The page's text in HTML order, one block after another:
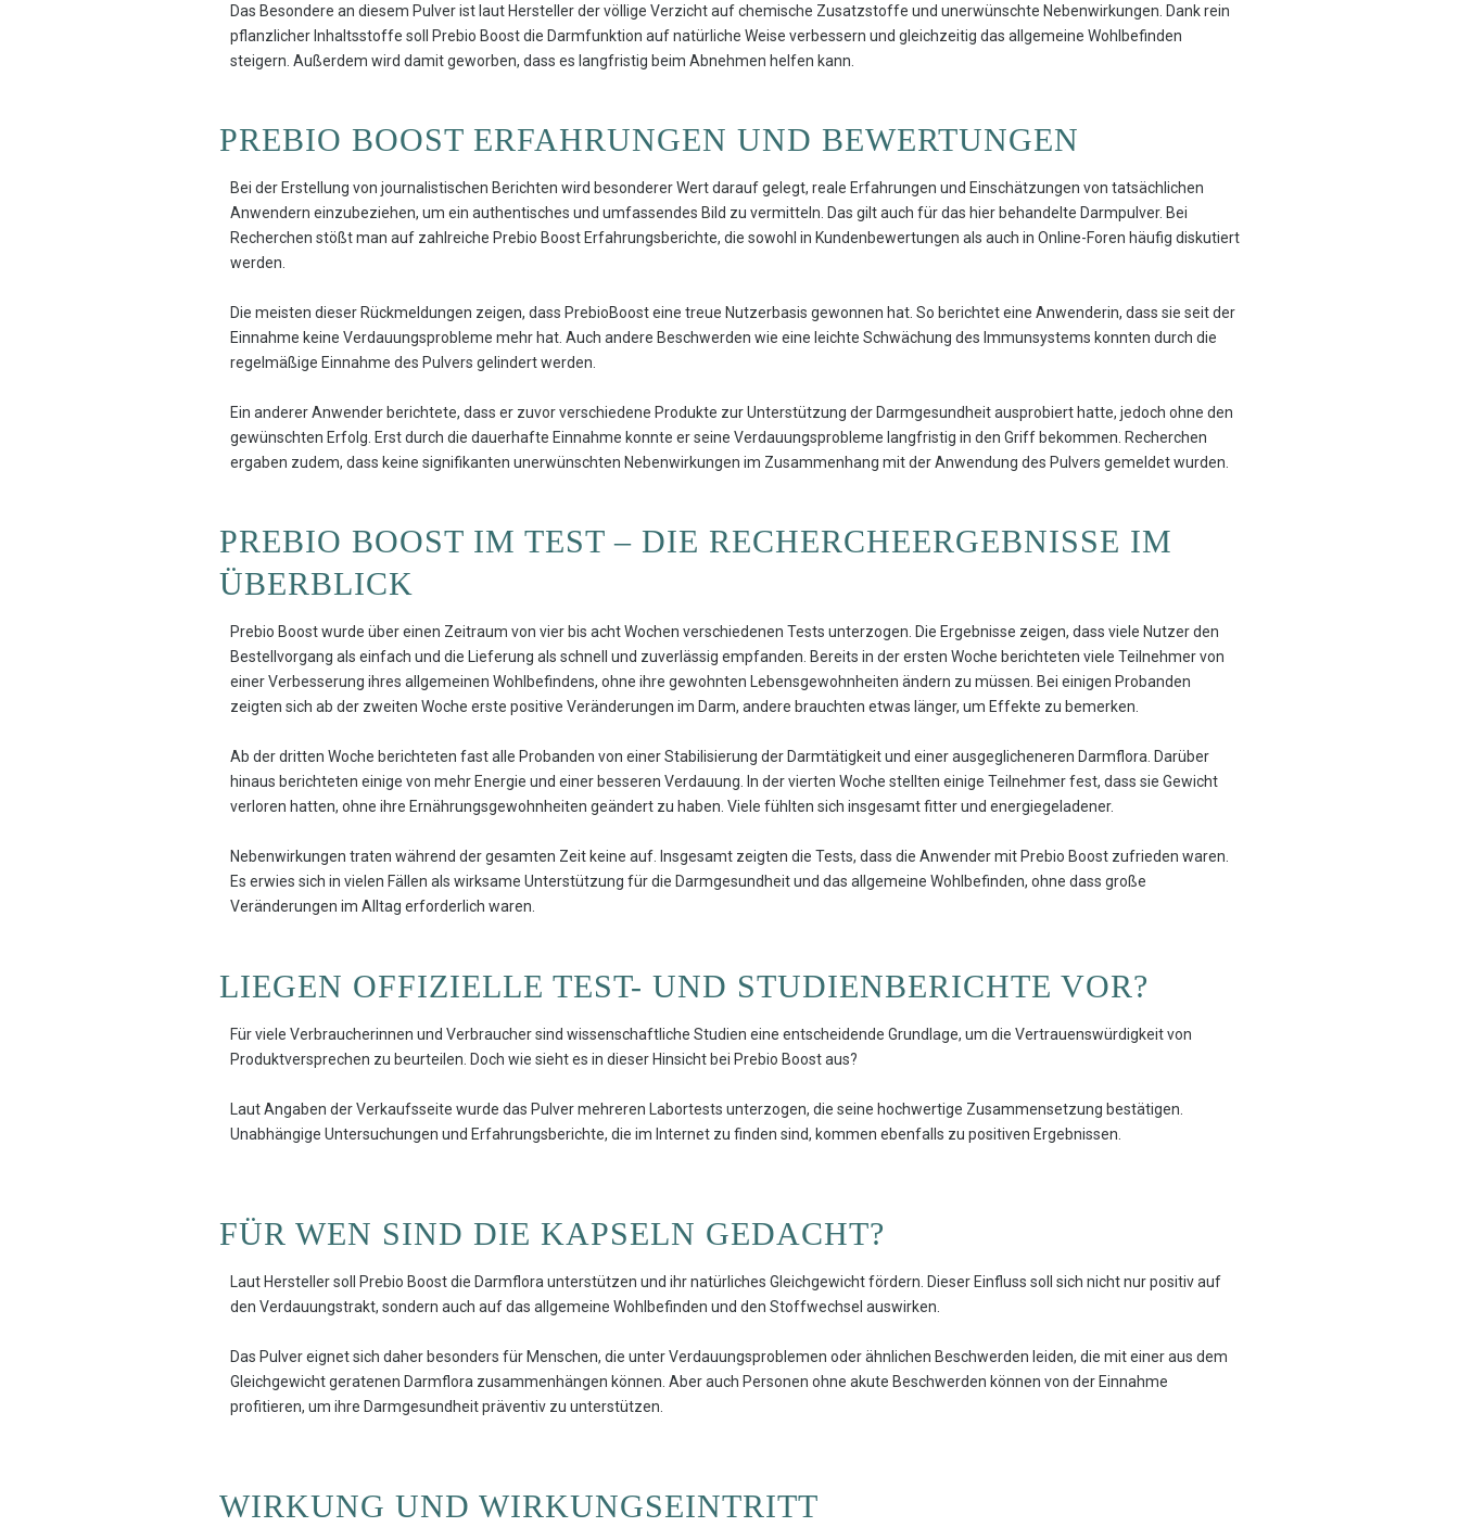
Das Besondere an diesem Pulver ist laut Hersteller der völlige Verzicht auf chemische Zusatzstoffe und unerwünschte Nebenwirkungen. Dank rein
pflanzlicher Inhaltsstoffe soll Prebio Boost die Darmfunktion auf natürliche Weise verbessern und gleichzeitig das allgemeine Wohlbefinden
steigern. Außerdem wird damit geworben, dass es langfristig beim Abnehmen helfen kann.
PREBIO BOOST ERFAHRUNGEN UND BEWERTUNGEN
Bei der Erstellung von journalistischen Berichten wird besonderer Wert darauf gelegt, reale Erfahrungen und Einschätzungen von tatsächlichen
Anwendern einzubeziehen, um ein authentisches und umfassendes Bild zu vermitteln. Das gilt auch für das hier behandelte Darmpulver. Bei
Recherchen stößt man auf zahlreiche Prebio Boost Erfahrungsberichte, die sowohl in Kundenbewertungen als auch in Online-Foren häufig diskutiert
werden.
Die meisten dieser Rückmeldungen zeigen, dass PrebioBoost eine treue Nutzerbasis gewonnen hat. So berichtet eine Anwenderin, dass sie seit der
Einnahme keine Verdauungsprobleme mehr hat. Auch andere Beschwerden wie eine leichte Schwächung des Immunsystems konnten durch die
regelmäßige Einnahme des Pulvers gelindert werden.
Ein anderer Anwender berichtete, dass er zuvor verschiedene Produkte zur Unterstützung der Darmgesundheit ausprobiert hatte, jedoch ohne den
gewünschten Erfolg. Erst durch die dauerhafte Einnahme konnte er seine Verdauungsprobleme langfristig in den Griff bekommen. Recherchen
ergaben zudem, dass keine signifikanten unerwünschten Nebenwirkungen im Zusammenhang mit der Anwendung des Pulvers gemeldet wurden.
PREBIO BOOST IM TEST – DIE RECHERCHEERGEBNISSE IM
ÜBERBLICK
Prebio Boost wurde über einen Zeitraum von vier bis acht Wochen verschiedenen Tests unterzogen. Die Ergebnisse zeigen, dass viele Nutzer den
Bestellvorgang als einfach und die Lieferung als schnell und zuverlässig empfanden. Bereits in der ersten Woche berichteten viele Teilnehmer von
einer Verbesserung ihres allgemeinen Wohlbefindens, ohne ihre gewohnten Lebensgewohnheiten ändern zu müssen. Bei einigen Probanden
zeigten sich ab der zweiten Woche erste positive Veränderungen im Darm, andere brauchten etwas länger, um Effekte zu bemerken.
Ab der dritten Woche berichteten fast alle Probanden von einer Stabilisierung der Darmtätigkeit und einer ausgeglicheneren Darmflora. Darüber
hinaus berichteten einige von mehr Energie und einer besseren Verdauung. In der vierten Woche stellten einige Teilnehmer fest, dass sie Gewicht
verloren hatten, ohne ihre Ernährungsgewohnheiten geändert zu haben. Viele fühlten sich insgesamt fitter und energiegeladener.
Nebenwirkungen traten während der gesamten Zeit keine auf. Insgesamt zeigten die Tests, dass die Anwender mit Prebio Boost zufrieden waren.
Es erwies sich in vielen Fällen als wirksame Unterstützung für die Darmgesundheit und das allgemeine Wohlbefinden, ohne dass große
Veränderungen im Alltag erforderlich waren.
LIEGEN OFFIZIELLE TEST- UND STUDIENBERICHTE VOR?
Für viele Verbraucherinnen und Verbraucher sind wissenschaftliche Studien eine entscheidende Grundlage, um die Vertrauenswürdigkeit von
Produktversprechen zu beurteilen. Doch wie sieht es in dieser Hinsicht bei Prebio Boost aus?
Laut Angaben der Verkaufsseite wurde das Pulver mehreren Labortests unterzogen, die seine hochwertige Zusammensetzung bestätigen.
Unabhängige Untersuchungen und Erfahrungsberichte, die im Internet zu finden sind, kommen ebenfalls zu positiven Ergebnissen.
FÜR WEN SIND DIE KAPSELN GEDACHT?
Laut Hersteller soll Prebio Boost die Darmflora unterstützen und ihr natürliches Gleichgewicht fördern. Dieser Einfluss soll sich nicht nur positiv auf
den Verdauungstrakt, sondern auch auf das allgemeine Wohlbefinden und den Stoffwechsel auswirken.
Das Pulver eignet sich daher besonders für Menschen, die unter Verdauungsproblemen oder ähnlichen Beschwerden leiden, die mit einer aus dem
Gleichgewicht geratenen Darmflora zusammenhängen können. Aber auch Personen ohne akute Beschwerden können von der Einnahme
profitieren, um ihre Darmgesundheit präventiv zu unterstützen.
WIRKUNG UND WIRKUNGSEINTRITT